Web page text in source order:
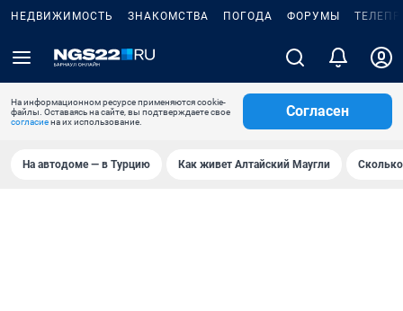
НЕДВИЖИМОСТЬ ЗНАКОМСТВА ПОГОДА ФОРУМЫ
На информационном ресурсе применяются cookie-
файлы. Оставаясь на сайте, вы подтверждаете свое
согласиена их использование.
Согласен
На автодоме — в Турцию Как живет Алтайский Маугли